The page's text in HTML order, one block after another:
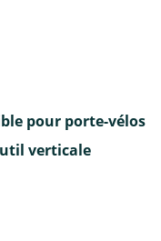
pour porte-vélos
verticale